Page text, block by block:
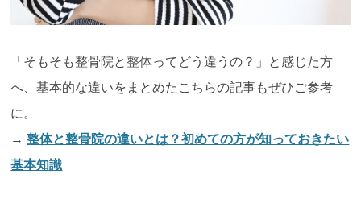
「そもそも整骨院と整体ってどう違うの？」と感じた方
へ、基本的な違いをまとめたこちらの記事もぜひご参考
に。
→整体と整骨院の違いとは？初めての方が知っておきたい
基本知識